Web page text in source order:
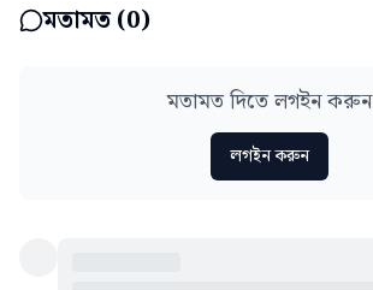
মতামত (0)
মতামত দিতে লগইন করুন
লগইন করুন